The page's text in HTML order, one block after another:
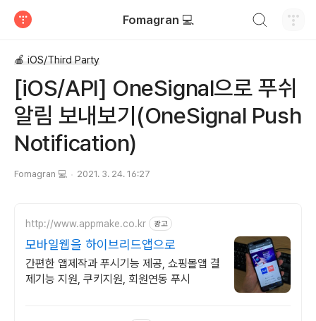
Fomagran 💻
🍎 iOS/Third Party
[iOS/API] OneSignal으로 푸쉬
알림 보내보기(OneSignal Push
Notification)
Fomagran 💻 2021. 3. 24. 16:27
http://www.appmake.co.kr 광고
모바일웹을 하이브리드앱으로
간편한 앱제작과 푸시기능 제공, 쇼핑몰앱 결
제기능 지원, 쿠키지원, 회원연동 푸시